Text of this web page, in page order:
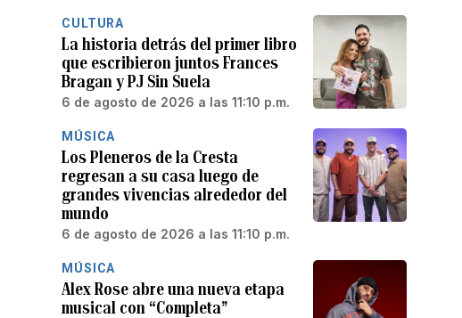
CULTURA
La historia detrás del primer libro
que escribieron juntos Frances
Bragan y PJ Sin Suela
6 de agosto de 2026 a las 11:10 p.m.
MÚSICA
Los Pleneros de la Cresta
regresan a su casa luego de
grandes vivencias alrededor del
mundo
6 de agosto de 2026 a las 11:10 p.m.
MÚSICA
Alex Rose abre una nueva etapa
musical con “Completa”